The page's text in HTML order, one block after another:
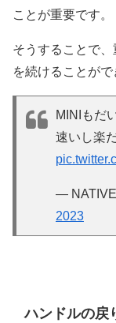
ことが重要です。
そうすることで
を続けることがで
MINIもだ
速いし楽
—
2023
ハンドルの戻